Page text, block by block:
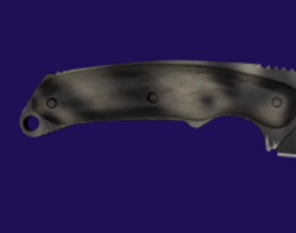
狙击步枪